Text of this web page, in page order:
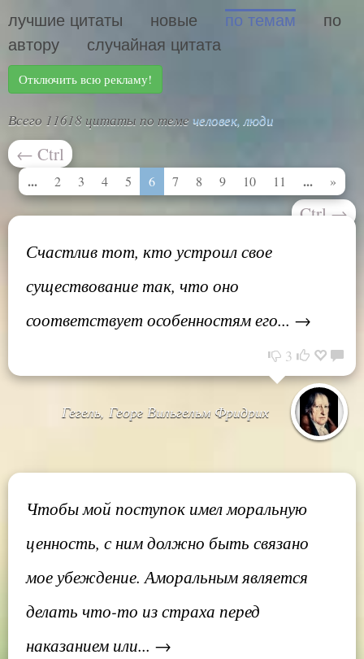
лучшие цитаты новые по темам
по
автору
случайная цитата
Отключить всю рекламу!
Всего 11618 цитаты по теме человек, люди
← Ctrl
... 2 3 4 5 6 7 8 9 10 11 ... »
Ctrl →
Счастлив тот, кто устроил свое
существование так, что оно
соответствует особенностям его... →
3
Гегель, Георг Вильгельм Фридрих
Чтобы мой поступок имел моральную
ценность, с ним должно быть связано
мое убеждение. Аморальным является
делать что-то из страха перед
наказанием или... →